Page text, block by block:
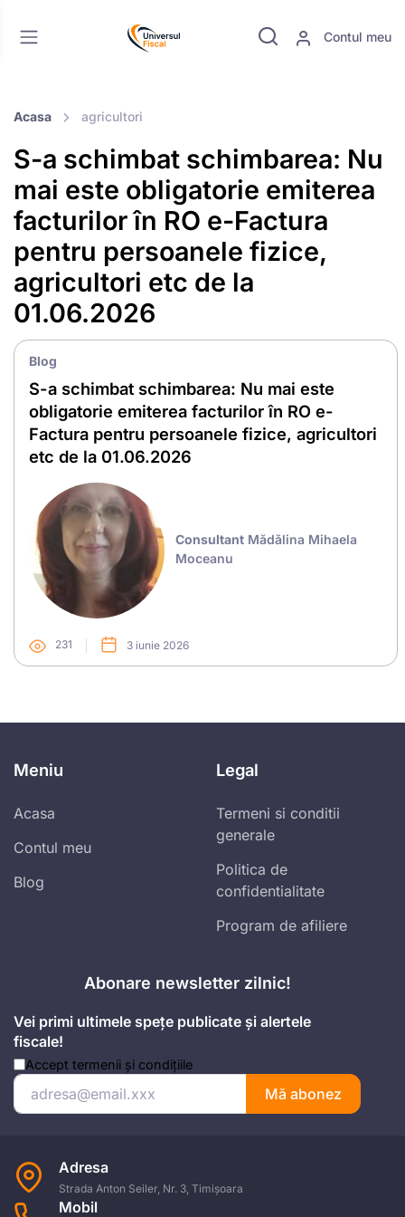
Contul meu
Acasa agricultori
S-a schimbat schimbarea: Nu
mai este obligatorie emiterea
facturilor în RO e-Factura
pentru persoanele fizice,
agricultori etc de la
01.06.2026
Blog
S-a schimbat schimbarea: Nu mai este
obligatorie emiterea facturilor în RO e-
Factura pentru persoanele fizice, agricultori
etc de la 01.06.2026
Consultant Mădălina Mihaela
Moceanu
231 3 iunie 2026
Meniu
Acasa
Contul meu
Blog
Legal
Termeni si conditii
generale
Politica de
confidentialitate
Program de afiliere
Abonare newsletter zilnic!
Vei primi ultimele spețe publicate și alertele
fiscale!
Accept termenii și condițiile
Mă abonez
Adresa
Strada Anton Seiler, Nr. 3, Timișoara
Mobil